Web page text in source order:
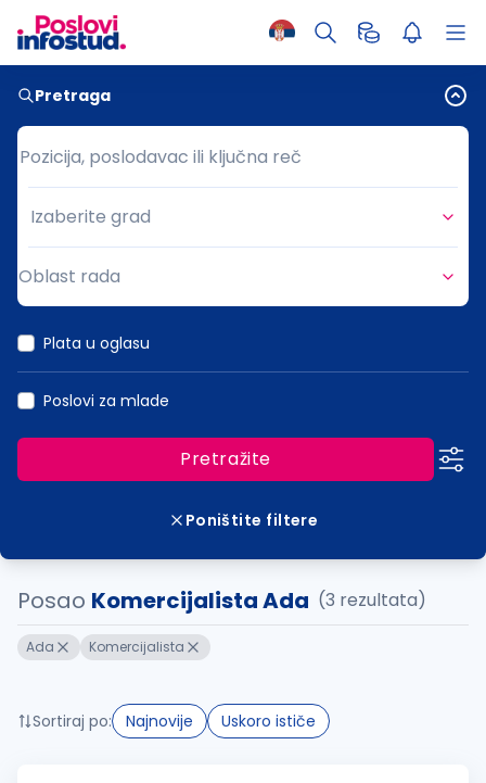
Pretraga
Pozicija, poslodavac ili ključna reč
Pozicija, poslodavac ili ključna reč
Grad
Izaberite grad
Oblast rada
Plata u oglasu
Poslovi za mlade
Pretražite
Poništite filtere
Posao Komercijalista Ada (3 rezultata)
Ada Komercijalista
Sortiraj po: Najnovije Uskoro ističe